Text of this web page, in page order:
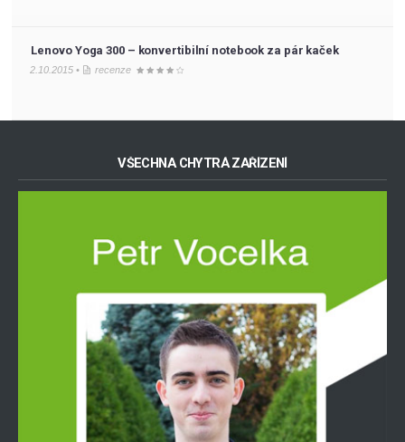
Lenovo Yoga 300 – konvertibilní notebook za pár kaček
2.10.2015 • recenze
VŠECHNA CHYTRÁ ZAŘÍZENÍ